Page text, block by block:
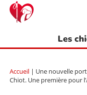
Aller
contenu
Les
Accueil | Une nouvelle
Chiot. Une première pour